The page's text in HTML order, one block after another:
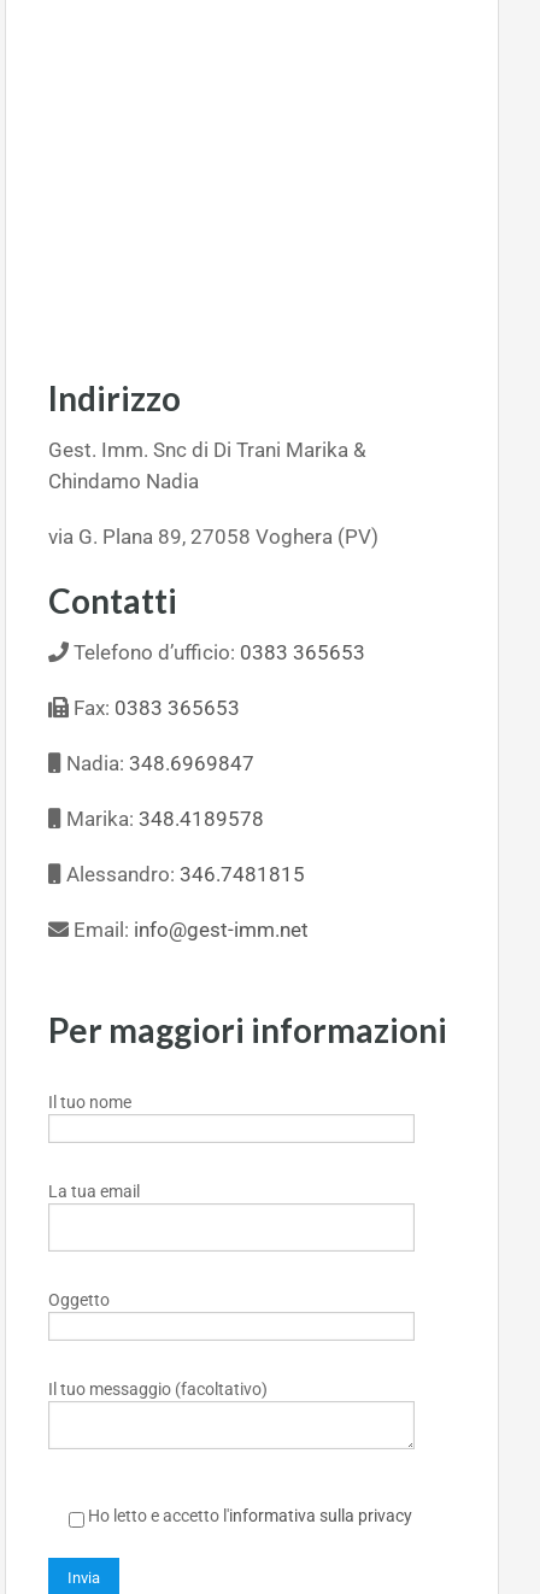
Indirizzo
Gest. Imm. Snc di Di Trani Marika &
Chindamo Nadia
via G. Plana 89, 27058 Voghera (PV)
Contatti
Telefono d’ufficio: 0383 365653
Fax: 0383 365653
Nadia: 348.6969847
Marika: 348.4189578
Alessandro: 346.7481815
Email: info@gest-imm.net
Per maggiori informazioni
Il tuo nome
La tua email
Oggetto
Il tuo messaggio (facoltativo)
Ho letto e accetto l'informativa sulla privacy